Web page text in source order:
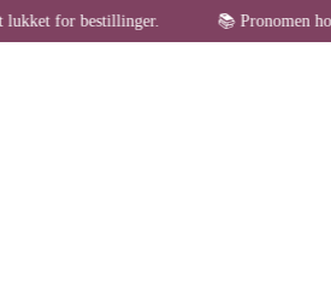
Administrer samtykke til cookies
bestillinger. 📚 Pronomen holder